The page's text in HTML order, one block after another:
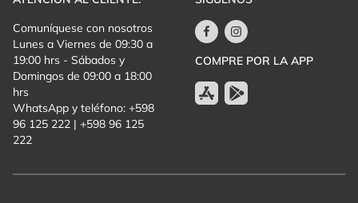
Comuníquese con nosotros
Lunes a Viernes de 09:30 a
19:00 hrs - Sábados y
Domingos de 09:00 a 18:00
hrs
WhatsApp y teléfono: +598
96 125 222 | +598 96 125
222
COMPRE POR LA APP